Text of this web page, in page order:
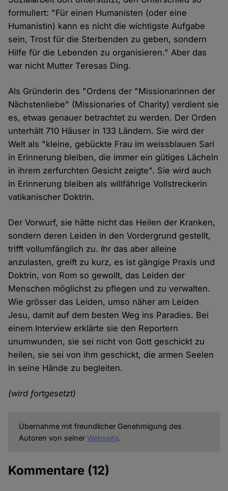
formuliert: "Für einen Humanisten (oder eine
Humanistin) kann es nicht die wichtigste Aufgabe
sein, Trost für die Sterbenden zu geben, sondern
Hilfe für die Lebenden zu organisieren." Aber das
war nicht Mutter Teresas Ding.
Als Gründerin des "Ordens der "Missionarinnen der
Nächstenliebe" (Missionaries of Charity) verdient sie
es, etwas genauer betrachtet zu werden. Der Orden
unterhält 710 Häuser in 133 Ländern. Sie wird der
Welt als "kleine, gebückte Frau im weissblauen Sari
in Erinnerung bleiben, die immer ein gütiges Lächeln
in ihrem zerfurchten Gesicht zeigte". Sie wird auch
in Erinnerung bleiben als willfährige Vollstreckerin
vatikanischer Doktrin.
Der Vorwurf, sie hätte nicht das Heilen der Kranken,
sondern deren Leiden in den Vordergrund gestellt,
trifft vollumfänglich zu. Ihr das aber alleine
anzulasten, greift zu kurz, es ist gängige Praxis und
Doktrin, von Rom so gewollt, das Leiden der
Menschen möglichst zu pflegen und zu verwalten.
Wie grösser das Leiden, umso näher am Leiden
Jesu, damit auf dem besten Weg ins Paradies. Bei
einem Interview erklärte sie den Reportern
unumwunden, sie sei nicht von Gott geschickt zu
heilen, sie sei von ihm geschickt, die armen Seelen
in seine Hände zu begleiten.
(wird fortgesetzt)
Übernahme mit freundlicher Genehmigung des
Autoren von seiner Webseite.
Kommentare (12)